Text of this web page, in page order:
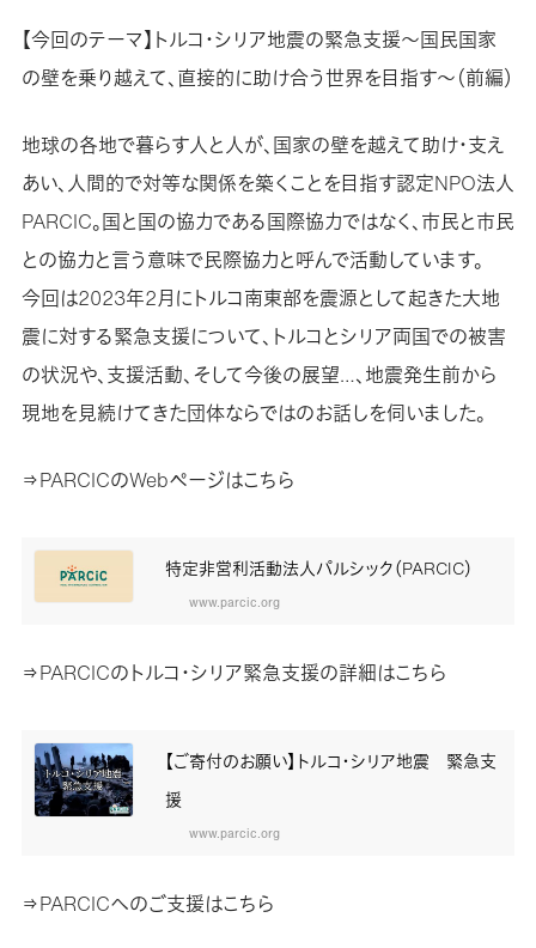
【今回のテーマ】トルコ・シリア地震の緊急支援～国民国家
の壁を乗り越えて、直接的に助け合う世界を目指す～（前編）
地球の各地で暮らす人と人が、国家の壁を越えて助け・支え
あい、人間的で対等な関係を築くことを目指す認定NPO法人
PARCIC。国と国の協力である国際協力ではなく、市民と市民
との協力と言う意味で民際協力と呼んで活動しています。
今回は2023年2月にトルコ南東部を震源として起きた大地
震に対する緊急支援について、トルコとシリア両国での被害
の状況や、支援活動、そして今後の展望…、地震発生前から
現地を見続けてきた団体ならではのお話しを伺いました。
⇒PARCICのWebページはこちら
特定非営利活動法人パルシック（PARCIC）
www.parcic.org
⇒PARCICのトルコ・シリア緊急支援の詳細はこちら
【ご寄付のお願い】トルコ・シリア地震 緊急支
援
www.parcic.org
⇒PARCICへのご支援はこちら